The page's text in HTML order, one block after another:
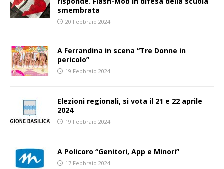
smembrata
20 Febbraio 2024
A Ferrandina in scena “Tre Donne in
pericolo”
19 Febbraio 2024
Elezioni regionali, si vota il 21 e 22 aprile
2024
19 Febbraio 2024
A Policoro “Genitori, App e Minori”
17 Febbraio 2024